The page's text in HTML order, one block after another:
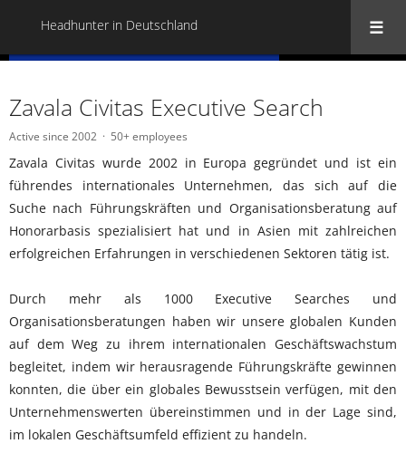
Headhunter in Deutschland
Zavala Civitas Executive Search
Active since 2002 50+ employees
Zavala Civitas wurde 2002 in Europa gegründet und ist ein
führendes internationales Unternehmen, das sich auf die
Suche nach Führungskräften und Organisationsberatung auf
Honorarbasis spezialisiert hat und in Asien mit zahlreichen
erfolgreichen Erfahrungen in verschiedenen Sektoren tätig ist.
Durch mehr als 1000 Executive Searches und
Organisationsberatungen haben wir unsere globalen Kunden
auf dem Weg zu ihrem internationalen Geschäftswachstum
begleitet, indem wir herausragende Führungskräfte gewinnen
konnten, die über ein globales Bewusstsein verfügen, mit den
Unternehmenswerten übereinstimmen und in der Lage sind,
im lokalen Geschäftsumfeld effizient zu handeln.